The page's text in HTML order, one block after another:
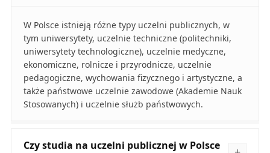
W Polsce istnieją różne typy uczelni publicznych, w
tym uniwersytety, uczelnie techniczne (politechniki,
uniwersytety technologiczne), uczelnie medyczne,
ekonomiczne, rolnicze i przyrodnicze, uczelnie
pedagogiczne, wychowania fizycznego i artystyczne, a
także państwowe uczelnie zawodowe (Akademie Nauk
Stosowanych) i uczelnie służb państwowych.
Czy studia na uczelni publicznej w Polsce